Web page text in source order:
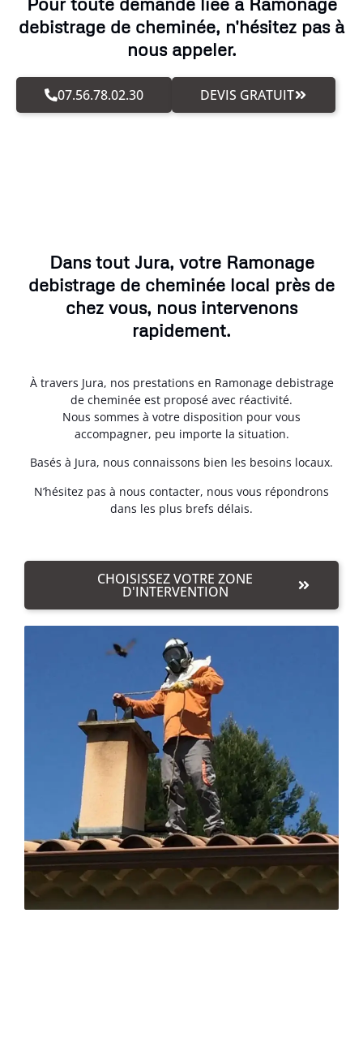
debistrage de cheminée, n'hésitez pas à
nous appeler.
07.56.78.02.30 DEVIS GRATUIT
Dans tout Jura, votre Ramonage
debistrage de cheminée local près de
chez vous, nous intervenons
rapidement.
À travers Jura, nos prestations en Ramonage debistrage
de cheminée est proposé avec réactivité.
Nous sommes à votre disposition pour vous
accompagner, peu importe la situation.
Basés à Jura, nous connaissons bien les besoins locaux.
N’hésitez pas à nous contacter, nous vous répondrons
dans les plus brefs délais.
CHOISISSEZ VOTRE ZONE
D'INTERVENTION